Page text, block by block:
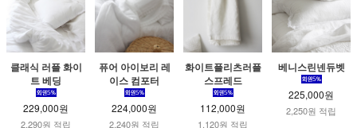
클래식 러플 화이
트 베딩
229,000원
2,290원 적립
퓨어 아이보리 레
이스 컴포터
224,000원
2,240원 적립
화이트플리츠러플
스프레드
112,000원
1,120원 적립
베니스린넨듀벳
225,000원
2,250원 적립